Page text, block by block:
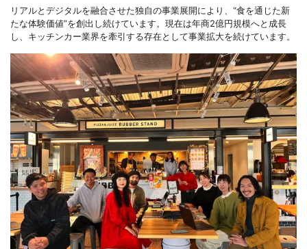
リアルとデジタルを融合させた独自の事業展開により、“食を通じた新
たな体験価値”を創出し続けています。現在は年商2億円規模へと成長
し、キッチンカー業界を牽引する存在として事業拡大を続けています。